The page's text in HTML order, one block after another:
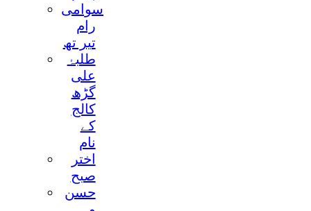
سوامی
رام
تير تھ
طلبۂ
علی
گڑھ
کالج
کے
نام
اختر
صبح
حسن